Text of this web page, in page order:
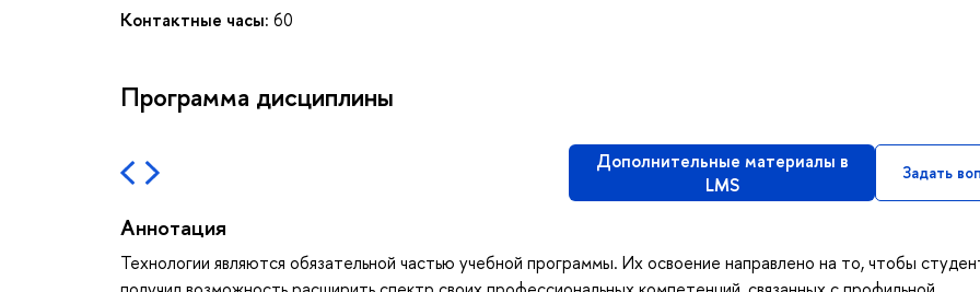
Контактные часы: 60
Программа дисциплины
Дополнительные материалы в
LMS
Задать
Аннотация
Технологии являются обязательной частью учебной программы. Их освоение направлено на то, чтобы